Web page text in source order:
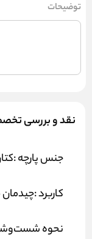
نقد و بررسی
جنس پارچه :
کاربرد :
نحوه
توضیحات